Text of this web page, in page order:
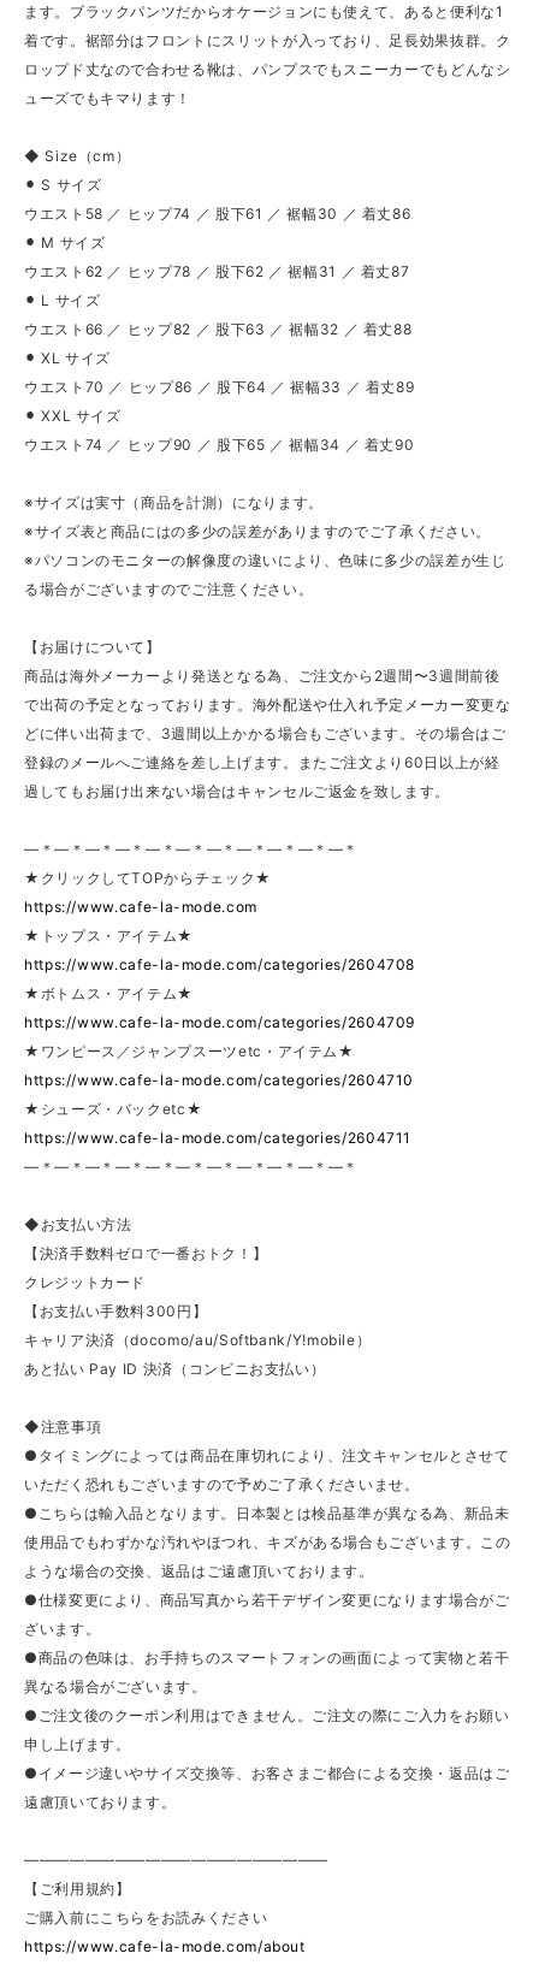
ます。ブラックパンツだからオケージョンにも使えて、あると便利な1
着です。裾部分はフロントにスリットが入っており、足長効果抜群。ク
ロップド丈なので合わせる靴は、パンプスでもスニーカーでもどんなシ
ューズでもキマります！
◆ Size（cm）
⚫︎ S サイズ
ウエスト58 ／ ヒップ74 ／ 股下61 ／ 裾幅30 ／ 着丈86
⚫︎ M サイズ
ウエスト62 ／ ヒップ78 ／ 股下62 ／ 裾幅31 ／ 着丈87
⚫︎ L サイズ
ウエスト66 ／ ヒップ82 ／ 股下63 ／ 裾幅32 ／ 着丈88
⚫︎ XL サイズ
ウエスト70 ／ ヒップ86 ／ 股下64 ／ 裾幅33 ／ 着丈89
⚫︎ XXL サイズ
ウエスト74 ／ ヒップ90 ／ 股下65 ／ 裾幅34 ／ 着丈90
※サイズは実寸（商品を計測）になります。
※サイズ表と商品にはの多少の誤差がありますのでご了承ください。
※パソコンのモニターの解像度の違いにより、色味に多少の誤差が生じ
る場合がございますのでご注意ください。
【お届けについて】
商品は海外メーカーより発送となる為、ご注文から2週間〜3週間前後
で出荷の予定となっております。海外配送や仕入れ予定メーカー変更な
どに伴い出荷まで、3週間以上かかる場合もございます。その場合はご
登録のメールへご連絡を差し上げます。またご注文より60日以上が経
過してもお届け出来ない場合はキャンセルご返金を致します。
—＊—＊—＊—＊—＊—＊—＊—＊—＊—＊—＊
★クリックしてTOPからチェック★
https://www.cafe-la-mode.com
★トップス・アイテム★
https://www.cafe-la-mode.com/categories/2604708
★ボトムス・アイテム★
https://www.cafe-la-mode.com/categories/2604709
★ワンピース／ジャンプスーツetc・アイテム★
https://www.cafe-la-mode.com/categories/2604710
★シューズ・バックetc★
https://www.cafe-la-mode.com/categories/2604711
—＊—＊—＊—＊—＊—＊—＊—＊—＊—＊—＊
◆お支払い方法
【決済手数料ゼロで一番おトク！】
クレジットカード
【お支払い手数料300円】
キャリア決済（docomo/au/Softbank/Y!mobile）
あと払い Pay ID 決済（コンビニお支払い）
◆注意事項
●タイミングによっては商品在庫切れにより、注文キャンセルとさせて
いただく恐れもございますので予めご了承くださいませ。
●こちらは輸入品となります。日本製とは検品基準が異なる為、新品未
使用品でもわずかな汚れやほつれ、キズがある場合もございます。この
ような場合の交換、返品はご遠慮頂いております。
●仕様変更により、商品写真から若干デザイン変更になります場合がご
ざいます。
●商品の色味は、お手持ちのスマートフォンの画面によって実物と若干
異なる場合がございます。
●ご注文後のクーポン利用はできません。ご注文の際にご入力をお願い
申し上げます。
●イメージ違いやサイズ交換等、お客さまご都合による交換・返品はご
遠慮頂いております。
————————————————————
【ご利用規約】
ご購入前にこちらをお読みください
https://www.cafe-la-mode.com/about